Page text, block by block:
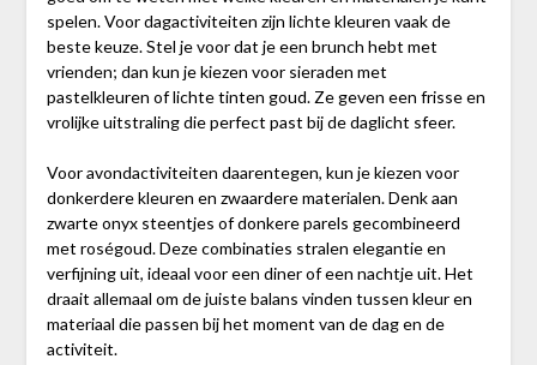
spelen. Voor dagactiviteiten zijn lichte kleuren vaak de
beste keuze. Stel je voor dat je een brunch hebt met
vrienden; dan kun je kiezen voor sieraden met
pastelkleuren of lichte tinten goud. Ze geven een frisse en
vrolijke uitstraling die perfect past bij de daglicht sfeer.
Voor avondactiviteiten daarentegen, kun je kiezen voor
donkerdere kleuren en zwaardere materialen. Denk aan
zwarte onyx steentjes of donkere parels gecombineerd
met roségoud. Deze combinaties stralen elegantie en
verfijning uit, ideaal voor een diner of een nachtje uit. Het
draait allemaal om de juiste balans vinden tussen kleur en
materiaal die passen bij het moment van de dag en de
activiteit.